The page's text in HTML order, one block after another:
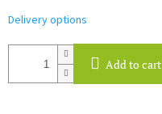
Delivery options
Add to cart